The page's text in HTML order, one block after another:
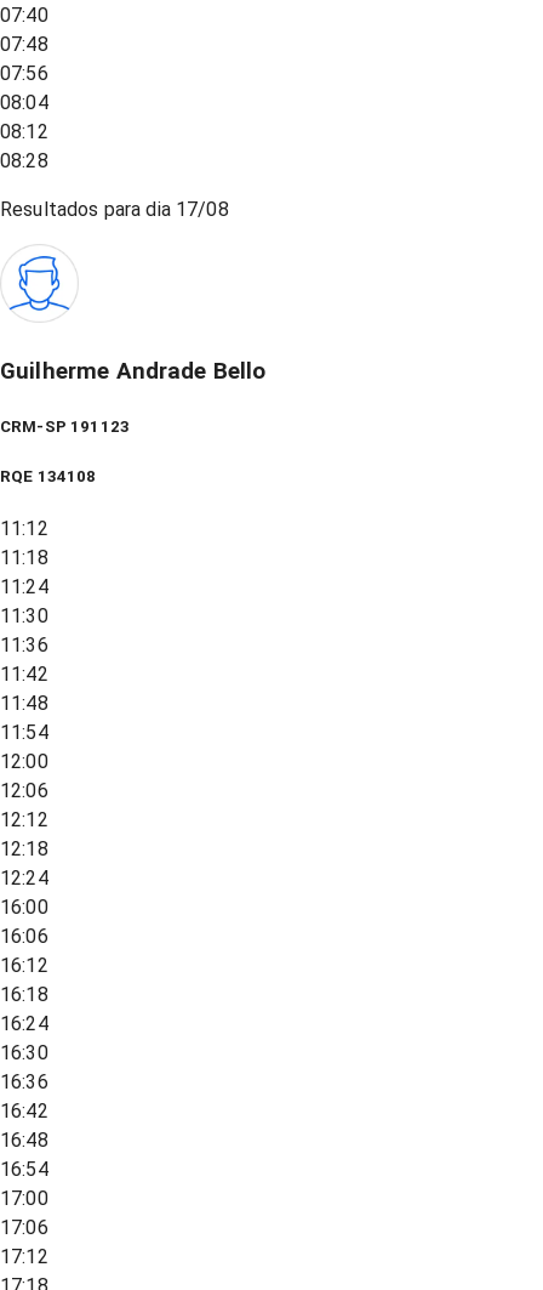
07:40
07:48
07:56
08:04
08:12
08:28
Resultados para dia 17/08
Guilherme Andrade Bello
CRM-SP 191123
RQE 134108
11:12
11:18
11:24
11:30
11:36
11:42
11:48
11:54
12:00
12:06
12:12
12:18
12:24
16:00
16:06
16:12
16:18
16:24
16:30
16:36
16:42
16:48
16:54
17:00
17:06
17:12